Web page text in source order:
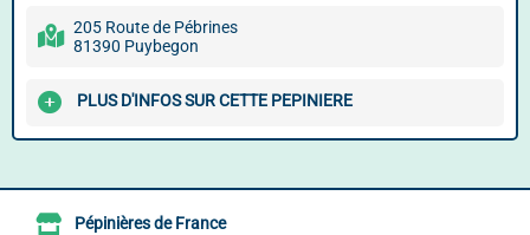
205 Route de Pébrines
81390 Puybegon
PLUS D'INFOS SUR CETTE PEPINIERE
Pépinières de France